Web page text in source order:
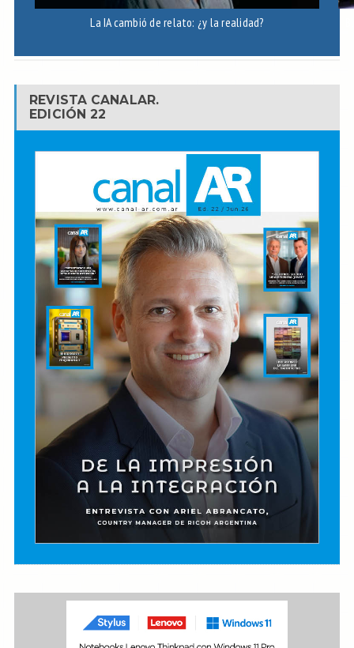
La IA cambió de relato: ¿y la realidad?
REVISTA CANALAR.
EDICIÓN 22